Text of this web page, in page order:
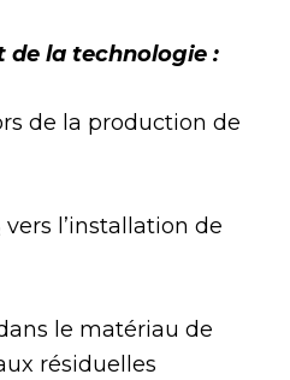
de la technologie :
de la production de
vers l’installation de
le matériau de
résiduelles